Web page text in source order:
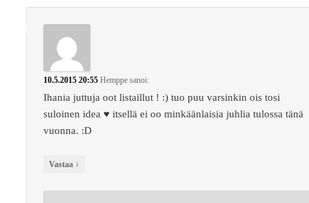
10.5.2015 20:55 Hemppe sanoi:
Ihania juttuja oot listaillut ! :) tuo puu varsinkin ois tosi
suloinen idea ♥ itsellä ei oo minkäänlaisia juhlia tulossa tänä
vuonna. :D
Vastaa ↓